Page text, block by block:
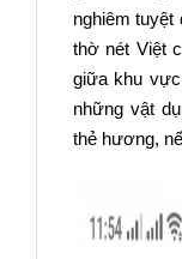
nghiêm tuyệt
thờ nét Việt
giữa khu vực
những vật
thẻ hương,